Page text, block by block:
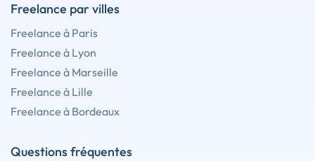
Freelance par villes
Freelance à Paris
Freelance à Lyon
Freelance à Marseille
Freelance à Lille
Freelance à Bordeaux
Questions fréquentes